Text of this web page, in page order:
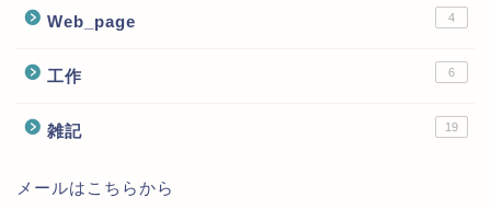
Web_page 4
工作 6
雑記 19
メールはこちらから